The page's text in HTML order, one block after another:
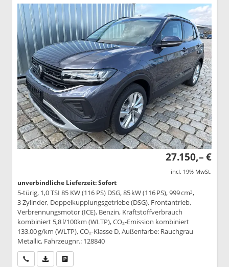
27.150,– €
incl. 19% MwSt.
unverbindliche Lieferzeit: Sofort
5-türig, 1,0 TSI 85 KW (116 PS) DSG, 85 kW (116 PS), 999 cm³,
3 Zylinder, Doppelkupplungsgetriebe (DSG), Frontantrieb,
Verbrennungsmotor (ICE), Benzin, Kraftstoffverbrauch
kombiniert 5,8 l/100km (WLTP), CO₂-Emission kombiniert
133.00 g/km (WLTP), CO₂-Klasse D, Außenfarbe: Rauchgrau
Metallic, Fahrzeugnr.: 128840
Wir rufen Sie anPDF-Datei, Fahrzeugexposé drucken